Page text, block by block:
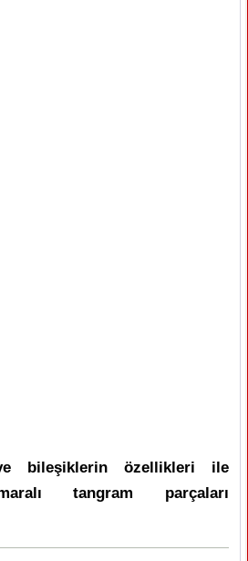
bileşiklerin özellikleri ile
tangram parçaları